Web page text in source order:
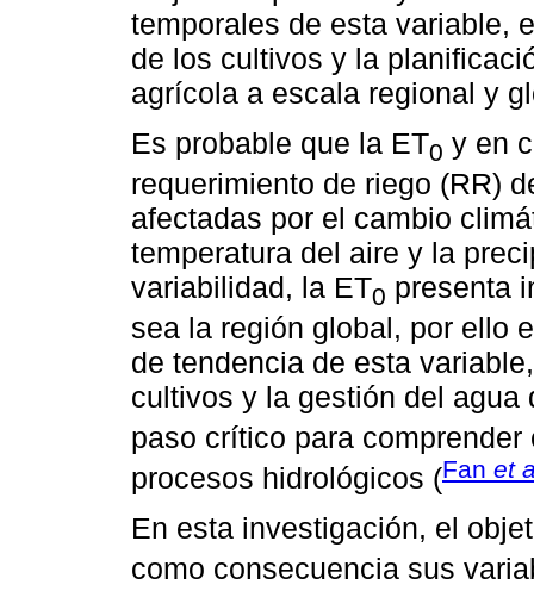
temporales de esta variable,
de los cultivos y la
agrícola a escala regional y
Es probable que la ET0 y en
requerimiento de riego (RR)
afectadas por el cambio
temperatura del aire y la
variabilidad, la ET0 presenta
sea la región global, por ello
de tendencia de esta
cultivos y la gestión del agua
paso crítico para
procesos hidrológicos (Fan et
En esta investigación, el
como consecuencia sus